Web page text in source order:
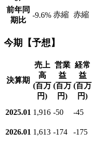
前年同
期比
-9.6% 赤縮 赤縮
今期【予想】
決算期
売上
高
(百万
円)
営業
益
(百万
円)
経常
益
(百万
円)
2025.01 1,916 -50 -45
2026.01 1,613 -174 -175